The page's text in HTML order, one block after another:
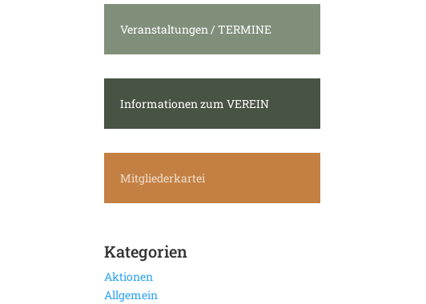
Veranstaltungen / TERMINE
Informationen zum VEREIN
Mitgliederkartei
Kategorien
Aktionen
Allgemein